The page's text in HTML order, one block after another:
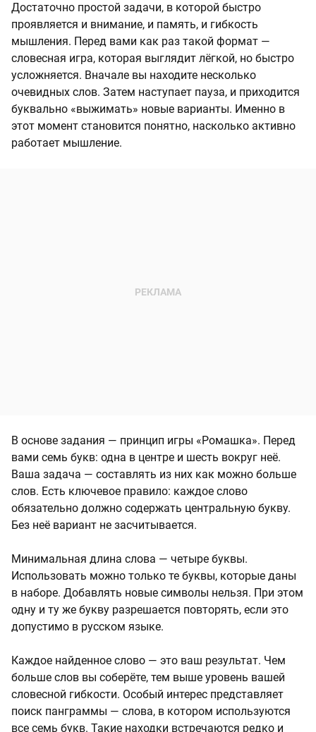
Достаточно простой задачи, в которой быстро
проявляется и внимание, и память, и гибкость
мышления. Перед вами как раз такой формат —
словесная игра, которая выглядит лёгкой, но быстро
усложняется. Вначале вы находите несколько
очевидных слов. Затем наступает пауза, и приходится
буквально «выжимать» новые варианты. Именно в
этот момент становится понятно, насколько активно
работает мышление.
В основе задания — принцип игры «Ромашка». Перед
вами семь букв: одна в центре и шесть вокруг неё.
Ваша задача — составлять из них как можно больше
слов. Есть ключевое правило: каждое слово
обязательно должно содержать центральную букву.
Без неё вариант не засчитывается.
Минимальная длина слова — четыре буквы.
Использовать можно только те буквы, которые даны
в наборе. Добавлять новые символы нельзя. При этом
одну и ту же букву разрешается повторять, если это
допустимо в русском языке.
Каждое найденное слово — это ваш результат. Чем
больше слов вы соберёте, тем выше уровень вашей
словесной гибкости. Особый интерес представляет
поиск панграммы — слова, в котором используются
все семь букв. Такие находки встречаются редко и